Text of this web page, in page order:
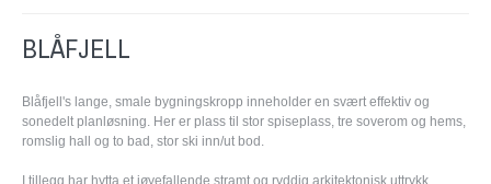
BLÅFJELL
Blåfjell's lange, smale bygningskropp inneholder en svært effektiv og
sonedelt planløsning. Her er plass til stor spiseplass, tre soverom og hems,
romslig hall og to bad, stor ski inn/ut bod.
I tillegg har hytta et iøyefallende stramt og ryddig arkitektonisk uttrykk.